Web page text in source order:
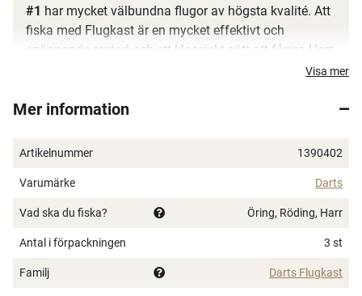
#1 har mycket välbundna flugor av högsta kvalité. Att
fiska med Flugkast är en mycket effektivt och
spännande metod och ett klassiskt sätt att fånga Harr,
favoritflugor och finns i ett flertal fångstgivande
Visa mer
Mer information
Artikelnummer 1390402
Varumärke Darts
Vad ska du fiska? Öring, Röding, Harr
Antal i förpackningen 3 st
Familj Darts Flugkast